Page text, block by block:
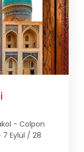
- Colpon
Eylül / 28